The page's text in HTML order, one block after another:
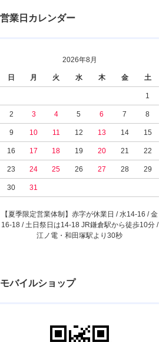
営業日カレンダー
2026年8月
日 月 火 水 木 金 土
1
2 3 4 5 6 7 8
9 10 11 12 13 14 15
16 17 18 19 20 21 22
23 24 25 26 27 28 29
30 31
【夏季限定営業体制】赤字が休業日 / 水14-16 / 金
16-18 / 土日祭日は14-18 JR鎌倉駅から徒歩10分 /
江ノ電・和田塚駅より30秒
モバイルショップ